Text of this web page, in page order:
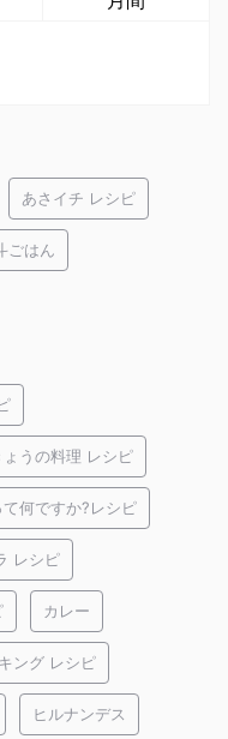
あさイチ レシピ
ごはん
ょうの料理 レシピ
て何ですか?レシピ
レシピ
カレー
ング レシピ
ヒルナンデス